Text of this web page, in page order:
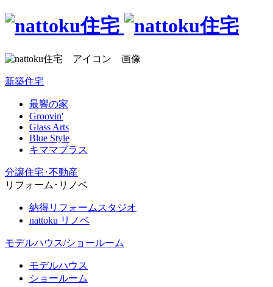
新築住宅
最響の家
Groovin'
Glass Arts
Blue Style
キママプラス
分譲住宅･不動産
リフォーム･リノベ
納得リフォームスタジオ
nattoku リノベ
モデルハウス/ショールーム
モデルハウス
ショールーム